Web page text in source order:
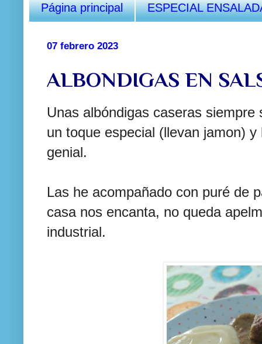
Página principal ESPECIAL
07 febrero 2023
ALBONDIGAS EN
Unas albóndigas caseras
un toque especial (llevan jamon)
genial.
Las he acompañado con puré de
casa nos encanta, no queda
industrial.